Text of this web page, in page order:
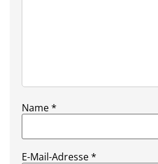
Name*
E-Mail-Adresse*